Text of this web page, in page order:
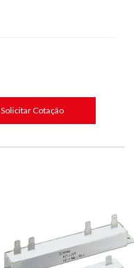
Solicitar Cotação